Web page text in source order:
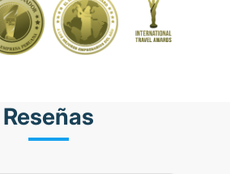
Reseñas